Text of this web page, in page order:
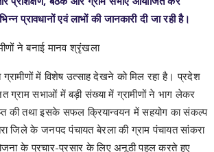
ने बनाई मानव श्रृंखला
ग्राम सभाओं में बड़ी संख्या में ग्रामीणों ने भाग लेकर
की तथा इसके सफल क्रियान्वयन में सहयोग का संकल्प
जिले के जनपद पंचायत बेरला की ग्राम पंचायत सांकरा
के प्रचार-प्रसार के लिए अनूठी पहल करते हुए
ग्रामीणों ने हाथों में जागरूकता संबंधी तख्तियां
की प्रगति, हम सबकी जिम्मेदारी”, “रोजगार और